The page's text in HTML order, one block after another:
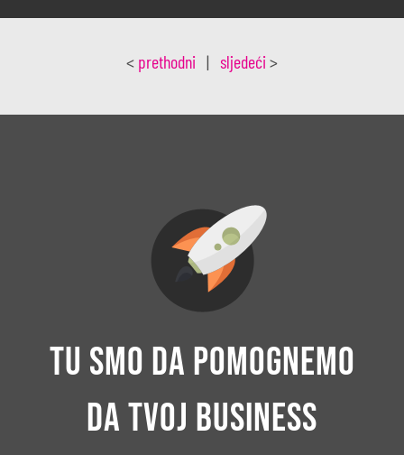
< prethodni | sljedeći >
Tu smo da pomognemo
da tvoj business